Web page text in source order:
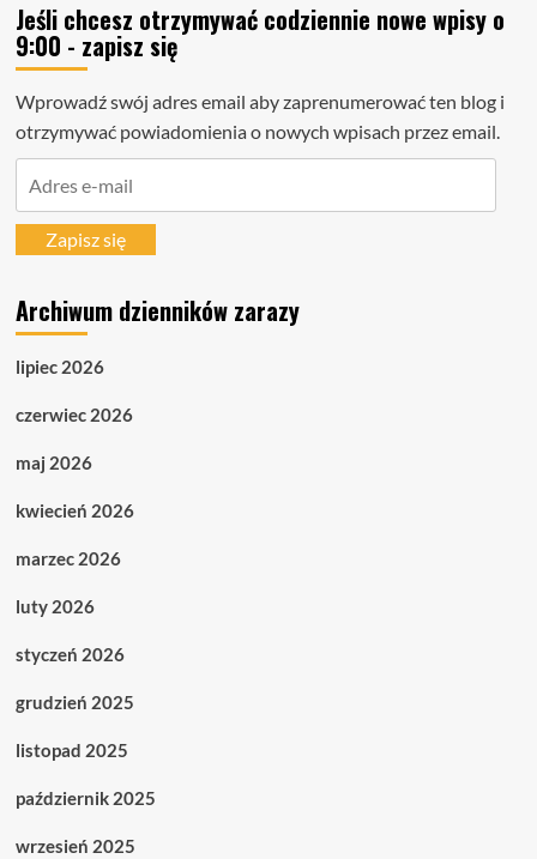
Jeśli chcesz otrzymywać codziennie nowe wpisy o
9:00 - zapisz się
Wprowadź swój adres email aby zaprenumerować ten blog i
otrzymywać powiadomienia o nowych wpisach przez email.
mailZapisz się
Archiwum dzienników zarazy
lipiec 2026
czerwiec 2026
maj 2026
kwiecień 2026
marzec 2026
luty 2026
styczeń 2026
grudzień 2025
listopad 2025
październik 2025
wrzesień 2025